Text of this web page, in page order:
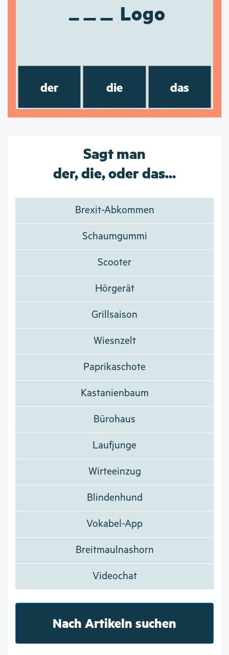
Logo
der die das
Sagt man
der, die, oder das...
Brexit-Abkommen
Schaumgummi
Scooter
Hörgerät
Grillsaison
Wiesnzelt
Paprikaschote
Kastanienbaum
Bürohaus
Laufjunge
Wirteeinzug
Blindenhund
Vokabel-App
Breitmaulnashorn
Videochat
Nach Artikeln suchen